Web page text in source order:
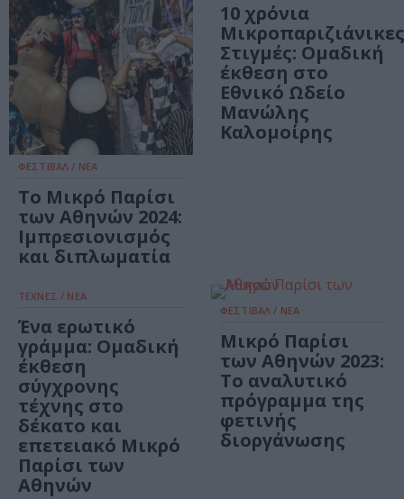
ΦΕΣΤΙΒΑΛ / ΝΕΑ
Το Μικρό Παρίσι
των Αθηνών 2024:
Iμπρεσιονισμός
και διπλωματία
10 χρόνια
Μικροπαριζιάνικες
Στιγμές: Ομαδική
έκθεση στο
Εθνικό Ωδείο
Μανώλης
Καλομοίρης
ΤΕΧΝΕΣ / ΝΕΑ
Ένα ερωτικό
γράμμα: Ομαδική
έκθεση
σύγχρονης
τέχνης στο
δέκατο και
επετειακό Μικρό
Παρίσι των
Αθηνών
ΦΕΣΤΙΒΑΛ / ΝΕΑ
Μικρό Παρίσι
των Αθηνών 2023:
Το αναλυτικό
πρόγραμμα της
φετινής
διοργάνωσης